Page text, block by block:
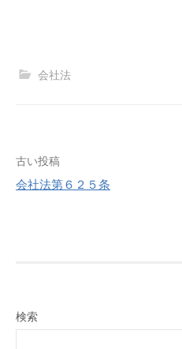
会社法
投
ー
古い投稿
会社法第６２５条
検索